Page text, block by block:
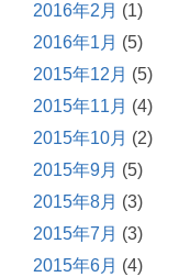
2016年2月 (1)
2016年1月 (5)
2015年12月 (5)
2015年11月 (4)
2015年10月 (2)
2015年9月 (5)
2015年8月 (3)
2015年7月 (3)
2015年6月 (4)